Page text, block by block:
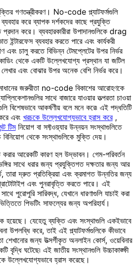
গণতন্ত্রীকরণ। No-code প্ল্যাটফর্মগুলি
করে ব্যাপক দর্শকদের কাছে প্রযুক্তি
করে। ব্যবহারকারীরা উপাদানগুলিকে drag
ব্যবহার করতে পারে এবং কার্যকরী
এবং চালু করতে বিভিন্ন টেমপ্লেটের উপর নির্ভর
থেকে একটি উল্লেখযোগ্য প্রস্থান যা জটিল
এবং বোঝার উপর অনেক বেশি নির্ভর করে।
সমাধানের জরুরীতা no-code বিকাশের আরোহণকে
সাথে বাজারে যাওয়ার তত্পরতা চাওয়া
বিশেষভাবে আকর্ষণীয় বলে মনে করে৷ এই পদ্ধতিটি
এবং খরচকে উল্লেখযোগ্যভাবে হ্রাস করে,
টিমনিয়োগ বা সফ্টওয়্যার উন্নয়ন সংস্থাগুলিতে
থেকে সংস্থাগুলিকে মুক্তি দেয়।
আরেকটি কারণ হল উদ্ভাবন। গেম-পরিবর্তন
সাথে ধরার জন্য প্রযুক্তিগত দক্ষতার জন্য আর
তারা দ্রুত প্রতিক্রিয়া এবং ক্রমাগত উন্নতির জন্য
এবং পুনরাবৃত্তি করতে পারে। এই
পুরোপুরি সারিবদ্ধ, যেখানে ধারণাগুলি যাচাই করা
পিভটিং সাফল্যের জন্য অপরিহার্য।
হয়েছে। যেহেতু ব্যক্তি এবং সংস্থাগুলি একইভাবে
উপলব্ধি করে, তাই এই প্ল্যাটফর্মগুলিকে কীভাবে
শেখানোর জন্য উত্সর্গীকৃত অনলাইন কোর্স, ওয়েবিনার
বৃদ্ধি ঘটেছে৷ এই জাতীয় সংস্থানগুলি উচ্চাকাঙ্ক্ষী
উল্লেখযোগ্যভাবে হ্রাস করেছে।